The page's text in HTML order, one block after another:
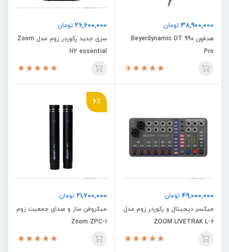
38,900,000 تومان
هدفون Beyerdynamic DT 990
Pro
26,600,000 تومان
سری جدید رکوردر زوم مدل Zoom
H2 essential
49,000,000 تومان
میکسر دیجیتال و رکوردر زوم مدل
ZOOM LIVETRAK L-6
6٪
21,700,000 تومان
میکروفن ساز و صدای جمعیت زوم
Zoom ZPC-1